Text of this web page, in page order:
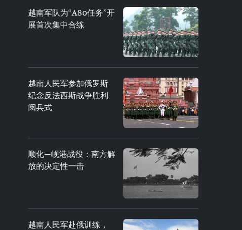
越南军队为“A80任务”开
展首次集中合练
越南人民军参加俄罗斯
纪念反法西斯战争胜利
阅兵式
顺化—岘港战役：南方解
放的决定性一击
越南人民军赴俄训练，